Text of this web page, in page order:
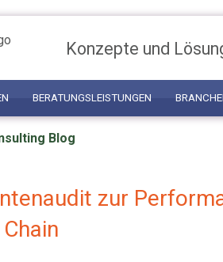
BERATUNGSLEISTUNGEN
Konzepte und
Blog
zur